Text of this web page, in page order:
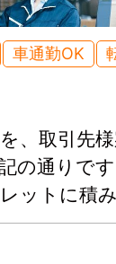
車通勤OK
、取引先
の通りで
ットに積
分ける作
だくこと